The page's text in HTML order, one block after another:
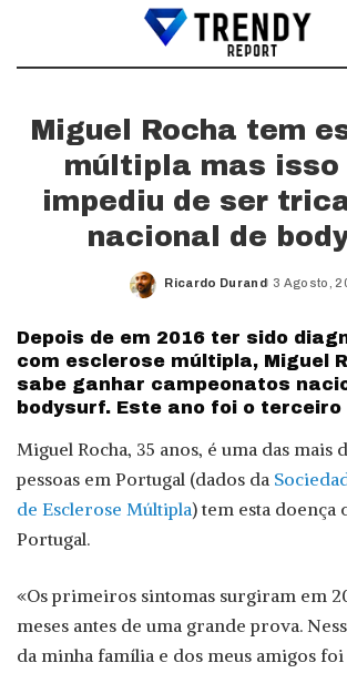
Miguel Rocha tem
múltipla mas isso
impediu de ser
nacional de
Posted
Ricardo Durand 3 Agosto,
Depois de em 2016 ter sido
com esclerose múltipla, Miguel
sabe ganhar campeonatos
bodysurf. Este ano foi o
Miguel Rocha, 35 anos, é uma das mais
pessoas em Portugal (dados da
de Esclerose Múltipla) tem esta doença
Portugal.
«Os primeiros sintomas surgiram em
meses antes de uma grande prova.
da minha família e dos meus amigos